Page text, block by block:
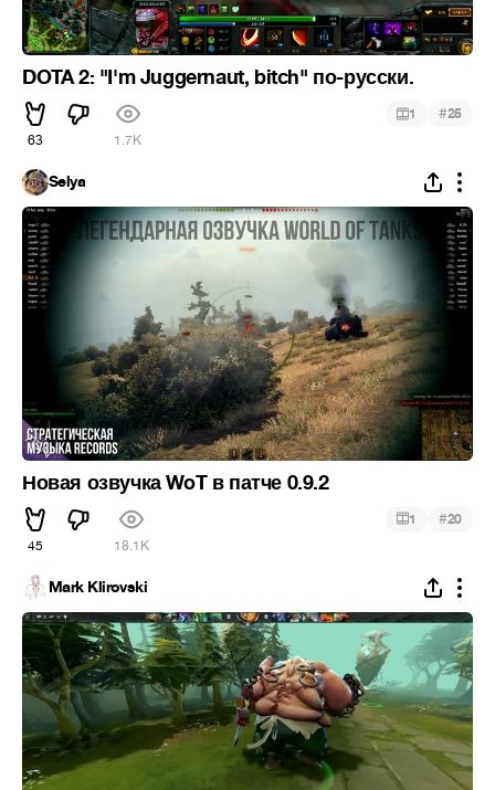
DOTA 2: "I'm Juggernaut, bitch" по-русски.
63 1.7K
1 #25
Selya
Новая озвучка WoT в патче 0.9.2
45 18.1K
1 #20
Mark Klirovski